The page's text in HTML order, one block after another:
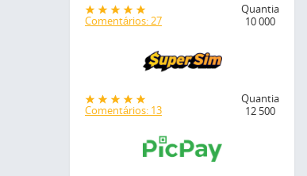
Comentários: 27
Quantia
10 000
Comentários: 13
Quantia
12 500